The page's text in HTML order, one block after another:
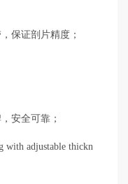
保证剖片精度；
安全可靠；
with adjustable thickn